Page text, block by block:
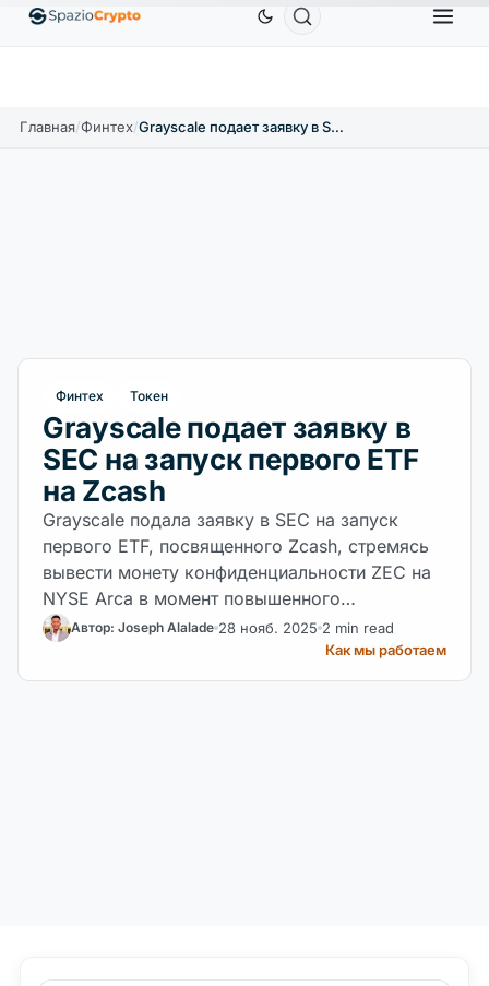
EthereumETH1 880,58 $ TetherUSDT0,9991 $ BNBBNB
Главная/Финтех/ Grayscale подает заявку в SEC на запуск первого ETF на Zcash
Финтех Токен
Grayscale подает заявку в
SEC на запуск первого ETF
на Zcash
Grayscale подала заявку в SEC на запуск
первого ETF, посвященного Zcash, стремясь
вывести монету конфиденциальности ZEC на
NYSE Arca в момент повышенного
институционального интереса.
Автор: Joseph Alalade 28 нояб. 2025 2 min read
Как мы работаем